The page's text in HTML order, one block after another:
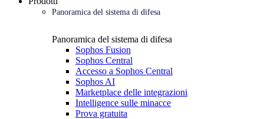
Panoramica del sistema di difesa
Panoramica del sistema di difesa
Sophos Fusion
Sophos Central
Accesso a Sophos Central
Sophos AI
Marketplace delle integrazioni
Intelligence sulle minacce
Prova gratuita